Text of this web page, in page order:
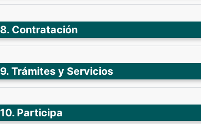
8. Contratación
9. Trámites y Servicios
10. Participa